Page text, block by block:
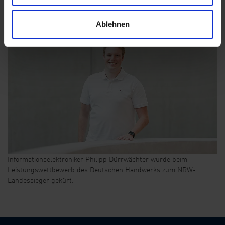
Ablehnen
Informationselektroniker Philipp Dürrwächter wurde beim
Leistungswettbewerb des Deutschen Handwerks zum NRW-
Landessieger gekürt.